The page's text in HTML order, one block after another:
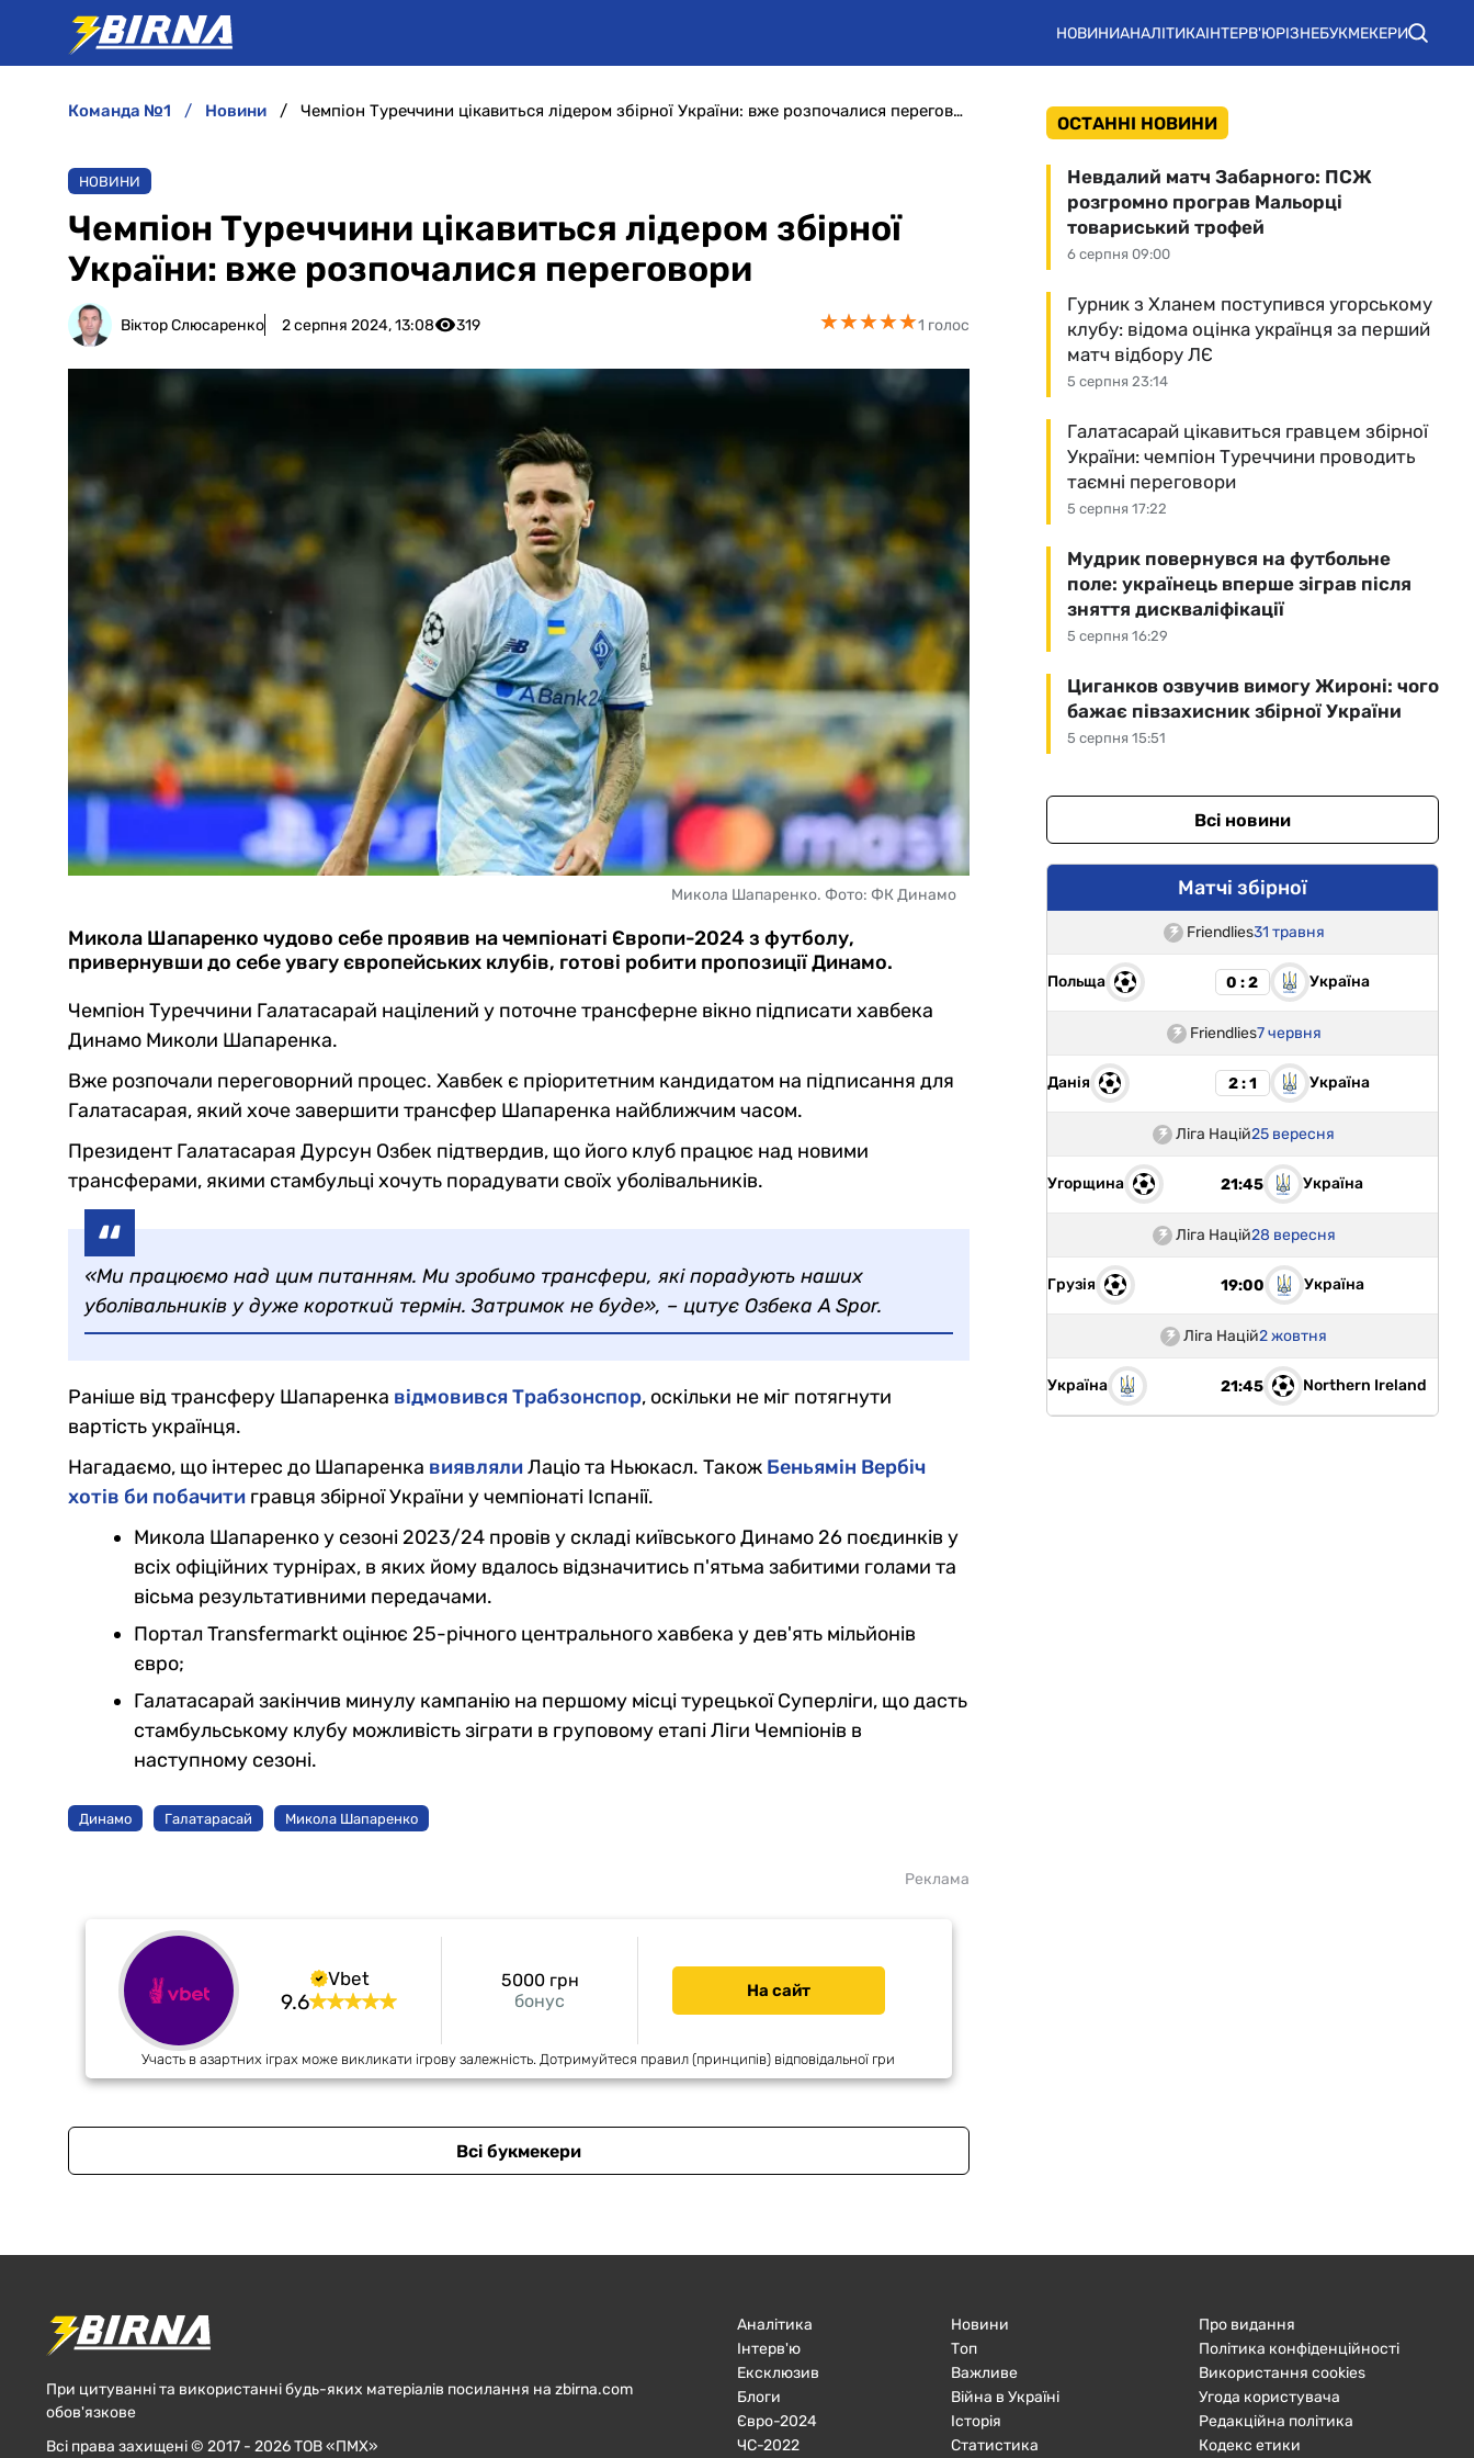
НОВИНИАНАЛІТИКАІНТЕРВ'ЮРІЗНЕБУКМЕКЕРИ
команда №1 новини Чемпіон Туреччини цікавиться лідером збірної України: вже розпочалися переговори
НОВИНИ
Чемпіон Туреччини цікавиться лідером збірної
України: вже розпочалися переговори
Віктор Слюсаренко 2 серпня 2024, 13:08 319 ★★★★★
★★★★★1 голос
Микола Шапаренко. Фото: ФК Динамо
Микола Шапаренко чудово себе проявив на чемпіонаті Європи-2024 з футболу,
привернувши до себе увагу європейських клубів, готові робити пропозиції Динамо.
Чемпіон Туреччини Галатасарай націлений у поточне трансферне вікно підписати хавбека
Динамо Миколи Шапаренка.
Вже розпочали переговорний процес. Хавбек є пріоритетним кандидатом на підписання для
Галатасарая, який хоче завершити трансфер Шапаренка найближчим часом.
Президент Галатасарая Дурсун Озбек підтвердив, що його клуб працює над новими
трансферами, якими стамбульці хочуть порадувати своїх уболівальників.
«Ми працюємо над цим питанням. Ми зробимо трансфери, які порадують наших
уболівальників у дуже короткий термін. Затримок не буде», – цитує Озбека A Spor.
Раніше від трансферу Шапаренка відмовився Трабзонспор, оскільки не міг потягнути
вартість українця.
Нагадаємо, що інтерес до Шапаренка виявлялиЛаціо та Ньюкасл. Також Беньямін Вербіч
хотів би побачити гравця збірної України у чемпіонаті Іспанії.
Микола Шапаренко у сезоні 2023/24 провів у складі київського Динамо 26 поєдинків у
всіх офіційних турнірах, в яких йому вдалось відзначитись п'ятьма забитими голами та
вісьма результативними передачами.
Портал Transfermarkt оцінює 25-річного центрального хавбека у дев'ять мільйонів
євро;
Галатасарай закінчив минулу кампанію на першому місці турецької Суперліги, що дасть
стамбульському клубу можливість зіграти в груповому етапі Ліги Чемпіонів в
наступному сезоні.
Динамо Галатарасай Микола Шапаренко
Реклама
Vbet
9.6 бонус
5000 грн На сайт
Участь в азартних іграх може викликати ігрову залежність. Дотримуйтеся правил (принципів) відповідальної гри
Всі букмекери
ОСТАННІ НОВИНИ
6 серпня 09:00
Невдалий матч Забарного: ПСЖ
розгромно програв Мальорці
товариський трофей
5 серпня 23:14
Гурник з Хланем поступився угорському
клубу: відома оцінка українця за перший
матч відбору ЛЄ
5 серпня 17:22
Галатасарай цікавиться гравцем збірної
України: чемпіон Туреччини проводить
таємні переговори
5 серпня 16:29
Мудрик повернувся на футбольне
поле: українець вперше зіграв після
зняття дискваліфікації
5 серпня 15:51
Циганков озвучив вимогу Жироні: чого
бажає півзахисник збірної України
Всі новини
Матчі збірної
Friendlies31 травня
Польща 0 : 2 Україна
Friendlies7 червня
Данія 2 : 1 Україна
Ліга Націй25 вересня
Угорщина 21:45 Україна
Ліга Націй28 вересня
Грузія 19:00 Україна
Ліга Націй2 жовтня
Україна 21:45 Northern Ireland
При цитуванні та використанні будь-яких матеріалів посилання на zbirna.com
обов'язкове
Всі права захищені © 2017 - 2026 ТОВ «ПМХ»
Аналітика
Інтерв'ю
Ексклюзив
Блоги
Євро-2024
ЧC-2022
Новини
Топ
Важливе
Війна в Україні
Історія
Статистика
Про видання
Політика конфіденційності
Використання cookies
Угода користувача
Редакційна політика
Кодекс етики